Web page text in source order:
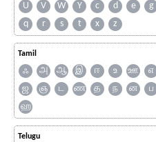
U
V W Y c d e g
q
r s t x z
Tamil
ஃ அ ஆ இ ஈ உ ஊ எ
ஜ
ஞ ட ண த ந ன ப
ஹ
Telugu